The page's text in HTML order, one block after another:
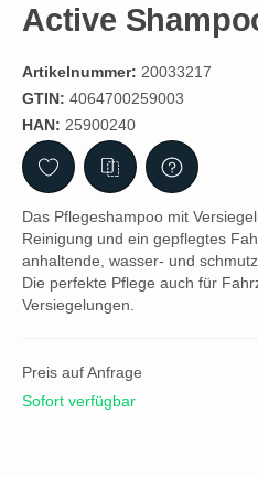
Active
Artikelnummer: 20033217
GTIN: 4064700259003
HAN: 25900240
Das Pflegeshampoo mit
Reinigung und ein gepflegtes
anhaltende, wasser- und
Die perfekte Pflege auch für
Versiegelungen.
Preis auf Anfrage
Sofort verfügbar